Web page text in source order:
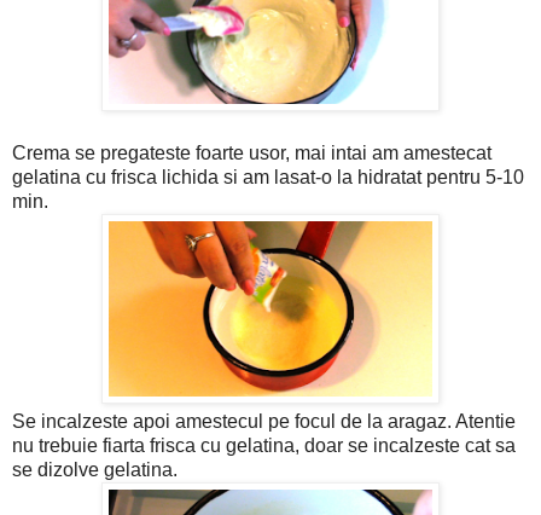
Crema se pregateste foarte usor, mai intai am amestecat
gelatina cu frisca lichida si am lasat-o la hidratat pentru 5-10
min.
Se incalzeste apoi amestecul pe focul de la aragaz. Atentie
nu trebuie fiarta frisca cu gelatina, doar se incalzeste cat sa
se dizolve gelatina.